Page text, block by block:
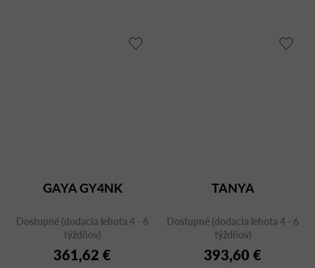
GAYA GY4NK
Dostupné (dodacia lehota 4 - 6
týždňov)
361,62 €
TANYA
Dostupné (dodacia lehota 4 - 6
týždňov)
393,60 €